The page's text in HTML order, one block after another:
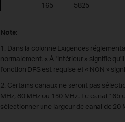
165
5825
Note:
1. Dans la colonne Exigences
normalement, « À l'intérieur » signifie
fonction DFS est requise et « NON »
2. Certains canaux ne seront pas
MHz, 80 MHz ou 160 MHz. Le canal
sélectionner une largeur de canal de 20